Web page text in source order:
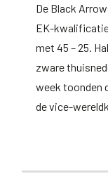
De Black
EK-
met 45 – 25.
zware
week toonden
de vice-